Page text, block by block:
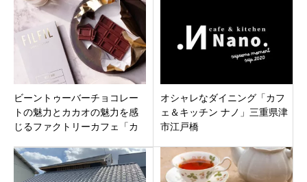
ビーントゥーバーチョコレー
トの魅力とカカオの魅力を感
じるファクトリーカフェ「カ
沢市片町
オシャレなダイニング「カフ
ェ＆キッチン ナノ」三重県津
市江戸橋